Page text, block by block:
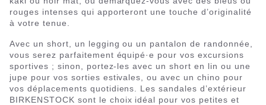
rouges intenses qui apporteront une touche d’originalité
à votre tenue.
Avec un short, un legging ou un pantalon de randonnée,
vous serez parfaitement équipé·e pour vos excursions
sportives ; sinon, portez-les avec un short en lin ou une
jupe pour vos sorties estivales, ou avec un chino pour
vos déplacements quotidiens. Les sandales d’extérieur
BIRKENSTOCK sont le choix idéal pour vos petites et